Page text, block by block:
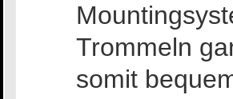
Trommeln
somit